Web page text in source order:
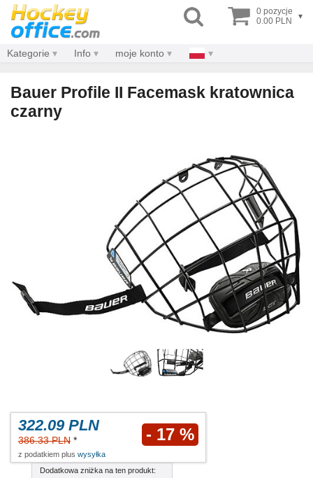
0 pozycje
0.00 PLN
▾
Kategorie Info moje konto
Bauer Profile II Facemask kratownica
czarny
322.09 PLN
386.33 PLN * - 17 %
z podatkiem plus wysyłka
Dodatkowa zniżka na ten produkt: